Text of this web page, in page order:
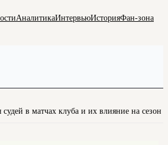
АналитикаИнтервьюИсторияФан-зона
в матчах клуба и их влияние на сезон